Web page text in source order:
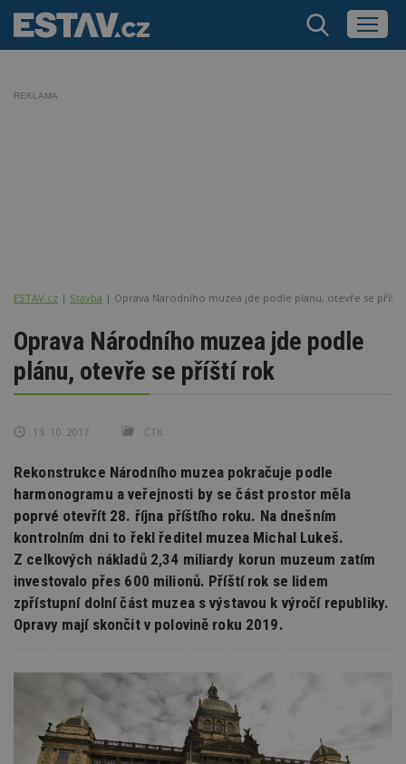
REKLAMA
ESTAV.cz Stavba Oprava Národního muzea jde podle plánu, otevře se příští
Oprava Národního muzea jde podle
plánu, otevře se příští rok
13. 10. 2017 ČTK
Rekonstrukce Národního muzea pokračuje podle
harmonogramu a veřejnosti by se část prostor měla
poprvé otevřít 28. října příštího roku. Na dnešním
kontrolním dni to řekl ředitel muzea Michal Lukeš.
Z celkových nákladů 2,34 miliardy korun muzeum zatím
investovalo přes 600 milionů. Příští rok se lidem
zpřístupní dolní část muzea s výstavou k výročí republiky.
Opravy mají skončit v polovině roku 2019.